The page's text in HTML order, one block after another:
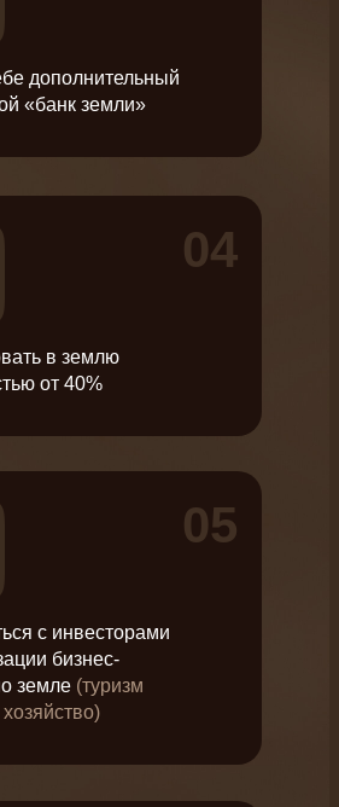
дополнительный
«банк земли»
04
в землю
от 40%
05
с инвесторами
бизнес-
земле (туризм